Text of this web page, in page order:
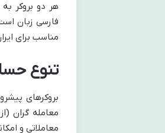
هر دو بروکر
فارسی زبان
مناسب برای
تنوع
بروکرهای
معامله گران
معاملاتی و